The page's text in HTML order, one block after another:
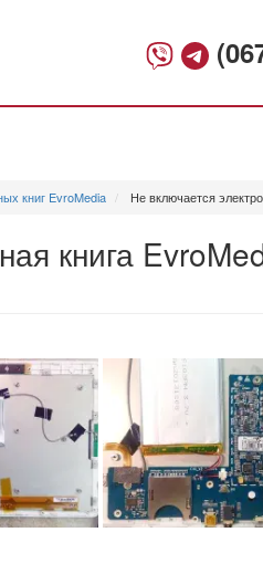
книг EvroMedia Не включается
книга